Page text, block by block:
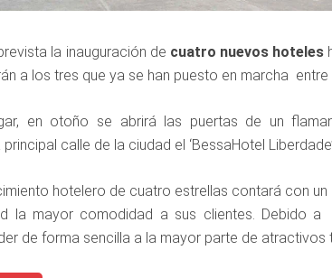
la inauguración de cuatro nuevos hoteles
a los tres que ya se han puesto en marcha
en otoño se abrirá las puertas de un
principal calle de la ciudad el ‘BessaHotel
hotelero de cuatro estrellas contará con
la mayor comodidad a sus clientes. Debido a
de forma sencilla a la mayor parte de atractivos